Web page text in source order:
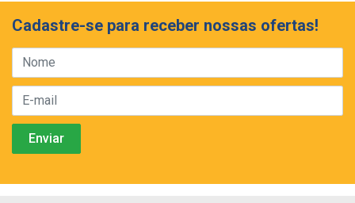
Cadastre-se para receber nossas ofertas!